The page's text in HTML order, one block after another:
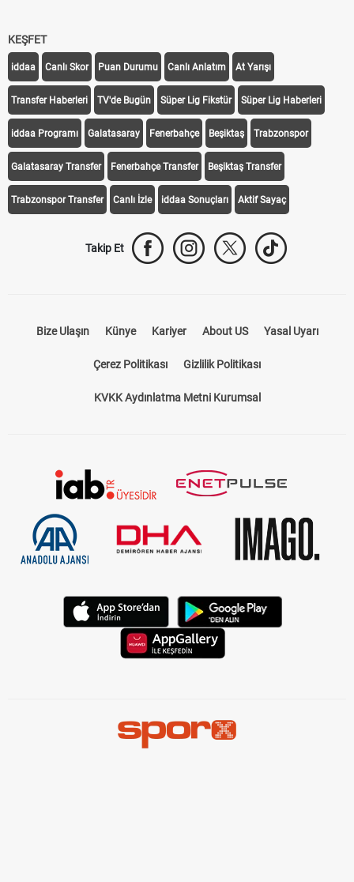
KEŞFET
iddaa Canlı Skor Puan Durumu Canlı Anlatım At Yarışı
Transfer Haberleri TV'de Bugün Süper Lig Fikstür Süper Lig Haberleri
iddaa Programı Galatasaray Fenerbahçe Beşiktaş Trabzonspor
Galatasaray Transfer Fenerbahçe Transfer Beşiktaş Transfer
Trabzonspor Transfer Canlı İzle iddaa Sonuçları Aktif Sayaç
Takip Et
Bize Ulaşın Künye Kariyer About US Yasal Uyarı
Çerez Politikası Gizlilik Politikası
KVKK Aydınlatma Metni Kurumsal